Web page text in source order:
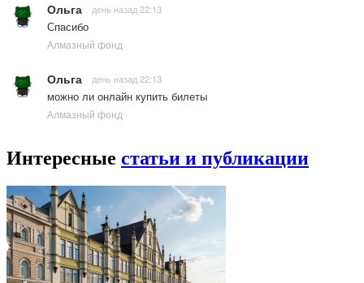
Ольга день назад 22:13
Спасибо
Алмазный фонд
Ольга день назад 22:13
можно ли онлайн купить билеты
Алмазный фонд
Интересные статьи и публикации